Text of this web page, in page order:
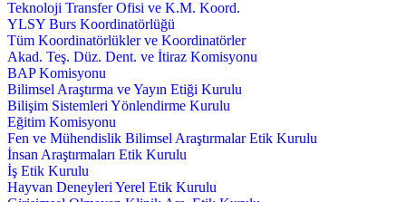
Teknoloji Transfer Ofisi ve K.M. Koord.
YLSY Burs Koordinatörlüğü
Tüm Koordinatörlükler ve Koordinatörler
Akad. Teş. Düz. Dent. ve İtiraz Komisyonu
BAP Komisyonu
Bilimsel Araştırma ve Yayın Etiği Kurulu
Bilişim Sistemleri Yönlendirme Kurulu
Eğitim Komisyonu
Fen ve Mühendislik Bilimsel Araştırmalar Etik Kurulu
İnsan Araştırmaları Etik Kurulu
İş Etik Kurulu
Hayvan Deneyleri Yerel Etik Kurulu